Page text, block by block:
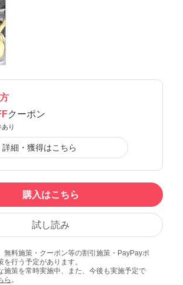
クーポン
り
詳細・獲得はこちら
購入はこちら
試し読み
無料施策・クーポン等の割引施策・PayPayポ
を行う予定があります。
施策を常時実施中、また、今後も実施予定で
ら 。